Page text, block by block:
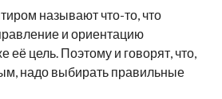
называют что-то, что
и ориентацию
её цель. Поэтому и говорят, что,
надо выбирать правильные